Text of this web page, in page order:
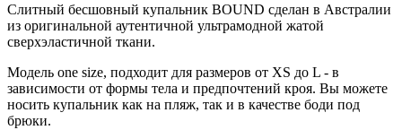
Слитный бесшовный купальник BOUND сделан в Австралии
из оригинальной аутентичной ультрамодной жатой
сверхэластичной ткани.
Модель one size, подходит для размеров от XS до L - в
зависимости от формы тела и предпочтений кроя. Вы можете
носить купальник как на пляж, так и в качестве боди под
брюки.